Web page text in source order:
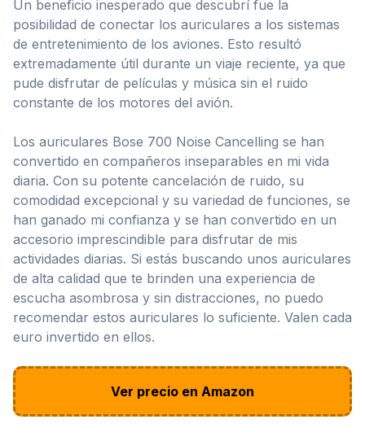
Un beneficio inesperado que descubrí fue la
posibilidad de conectar los auriculares a los sistemas
de entretenimiento de los aviones. Esto resultó
extremadamente útil durante un viaje reciente, ya que
pude disfrutar de películas y música sin el ruido
constante de los motores del avión.
Los auriculares Bose 700 Noise Cancelling se han
convertido en compañeros inseparables en mi vida
diaria. Con su potente cancelación de ruido, su
comodidad excepcional y su variedad de funciones, se
han ganado mi confianza y se han convertido en un
accesorio imprescindible para disfrutar de mis
actividades diarias. Si estás buscando unos auriculares
de alta calidad que te brinden una experiencia de
escucha asombrosa y sin distracciones, no puedo
recomendar estos auriculares lo suficiente. Valen cada
euro invertido en ellos.
Ver precio en Amazon